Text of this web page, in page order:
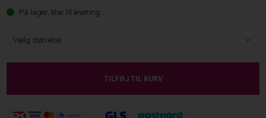
På lager, klar til levering